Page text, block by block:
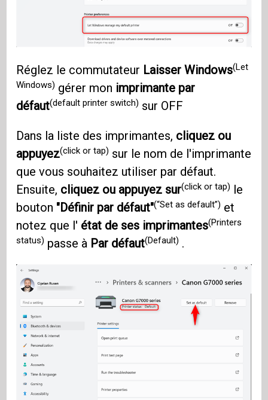
Réglez le commutateur Laisser Windows(Let
Windows) gérer mon imprimante par
défaut(default printer switch) sur OFF
Dans la liste des imprimantes, cliquez ou
appuyez(click or tap) sur le nom de l'imprimante
que vous souhaitez utiliser par défaut.
Ensuite, cliquez ou appuyez sur(click or tap) le
bouton "Définir par défaut"(“Set as default”) et
notez que l' état de ses imprimantes(Printers
status) passe à Par défaut(Default) .